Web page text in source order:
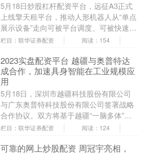
5月18日炒股杠杆配资平台，远征A3正式
上线擎天租平台，推动人形机器人从“单点
展示设备”走向可被平台调度、可被快速部
署、可被内容定义、可被多场景复用的
栏目：联华证券配资 阅读：154
2023实盘配资平台 越疆与奥普特达
成合作，加速具身智能在工业规模应
用
5月18日，深圳市越疆科技股份有限公司
与广东奥普特科技股份有限公司签署战略
合作协议。双方将基于越疆“一脑多体”具
身智能平台（自研空弈VLA具身大模型、
栏目：联华证券配资 阅读：124
可靠的网上炒股配资 周冠宇亮相，